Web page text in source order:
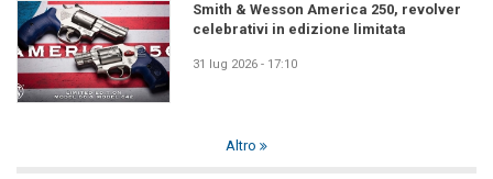
Smith & Wesson America 250, revolver
celebrativi in edizione limitata
31 lug 2026 - 17:10
Altro